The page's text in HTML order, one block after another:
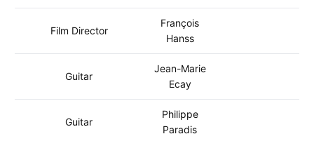
Film Director
François
Hanss
Guitar
Jean-Marie
Ecay
Guitar
Philippe
Paradis